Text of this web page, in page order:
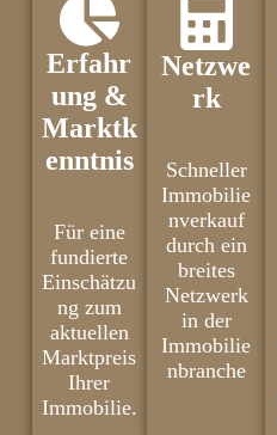
Erfahr
ung &
Marktk
enntnis
Für eine
fundierte
Einschätzu
ng zum
aktuellen
Marktpreis
Ihrer
Immobilie.
Netzwe
rk
Schneller
Immobilie
nverkauf
durch ein
breites
Netzwerk
in der
Immobilie
nbranche